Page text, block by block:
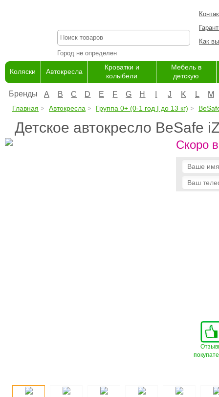
Город не определен
Как
Коляски Автокресла
Кроватки и
колыбели
Мебель в
детскую
Бренды A B C D E F G H J K L M
Главная Автокресла Группа 0+ (0-1 год | до 13 кг)
Детское автокресло BeSafe
Скоро